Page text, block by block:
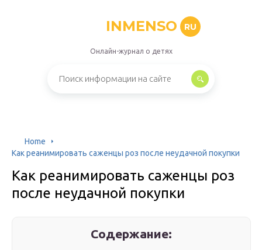
INMENSO RU
Онлайн-журнал о детях
Home
Как реанимировать саженцы роз после неудачной покупки
Как реанимировать саженцы роз
после неудачной покупки
Содержание: